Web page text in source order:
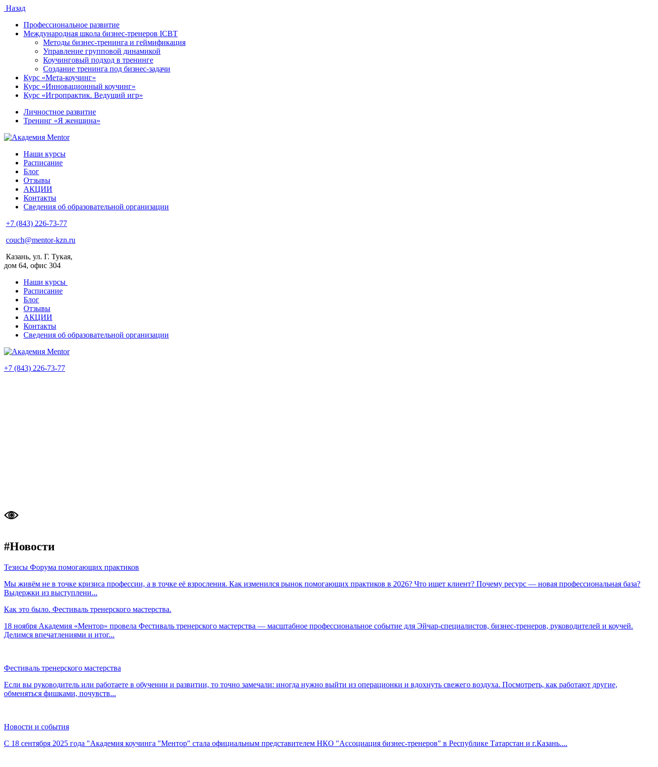
Назад
Профессиональное развитие
Международная школа бизнес-тренеров ICBT
Методы бизнес-тренинга и геймификация
Управление групповой динамикой
Коучинговый подход в тренинге
Создание тренинга под бизнес-задачи
Курс «Мета-коучинг»
Курс «Инновационный коучинг»
Курс «Игропрактик. Ведущий игр»
Личностное развитие
Тренинг «Я женщина»
Наши курсы
Расписание
Блог
Отзывы
АКЦИИ
Контакты
Сведения об образовательной организации
+7 (843) 226-73-77
couch@mentor-kzn.ru
Казань, ул. Г. Тукая,
дом 64, офис 304
Наши курсы
Расписание
Блог
Отзывы
АКЦИИ
Контакты
Сведения об образовательной организации
+7 (843) 226-73-77
#Новости
Тезисы Форума помогающих практиков
Мы живём не в точке кризиса профессии, а в точке её взросления. Как изменился рынок помогающих практиков в 2026? Что ищет клиент? Почему ресурс — новая профессиональная база?
Выдержки из выступлени...
Как это было. Фестиваль тренерского мастерства.
18 ноября Академия «Ментор» провела Фестиваль тренерского мастерства — масштабное профессиональное событие для Эйчар-специалистов, бизнес-тренеров, руководителей и коучей.
Делимся впечатлениями и итог...
Фестиваль тренерского мастерства
Если вы руководитель или работаете в обучении и развитии, то точно замечали: иногда нужно выйти из операционки и вдохнуть свежего воздуха. Посмотреть, как работают другие,
обменяться фишками, почувств...
Новости и события
С 18 сентября 2025 года "Академия коучинга "Ментор" стала официальным представителем НКО "Ассоциация бизнес-тренеров" в Республике Татарстан и г.Казань....